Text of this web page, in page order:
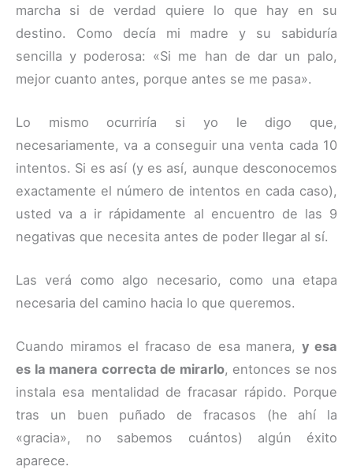
marcha si de verdad quiere lo que hay en su
destino. Como decía mi madre y su sabiduría
sencilla y poderosa: «Si me han de dar un palo,
mejor cuanto antes, porque antes se me pasa».
Lo mismo ocurriría si yo le digo que,
necesariamente, va a conseguir una venta cada 10
intentos. Si es así (y es así, aunque desconocemos
exactamente el número de intentos en cada caso),
usted va a ir rápidamente al encuentro de las 9
negativas que necesita antes de poder llegar al sí.
Las verá como algo necesario, como una etapa
necesaria del camino hacia lo que queremos.
Cuando miramos el fracaso de esa manera, y esa
es la manera correcta de mirarlo, entonces se nos
instala esa mentalidad de fracasar rápido. Porque
tras un buen puñado de fracasos (he ahí la
«gracia», no sabemos cuántos) algún éxito
aparece.